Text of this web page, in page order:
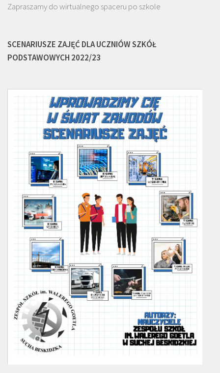
Zapraszamy do wirtualnego spaceru po szkole
SCENARIUSZE ZAJĘĆ DLA UCZNIÓW SZKÓŁ
PODSTAWOWYCH 2022/23